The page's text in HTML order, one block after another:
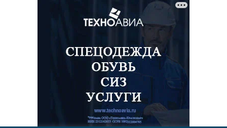
Реклама в «Ъ» www.kommersant.ru/ad